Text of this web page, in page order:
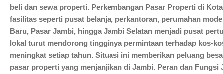
beli dan sewa properti. Perkembangan Pasar Properti di
fasilitas seperti pusat belanja, perkantoran, perumahan
Baru, Pasar Jambi, hingga Jambi Selatan menjadi pusat
lokal turut mendorong tingginya permintaan terhadap kos-
meningkat setiap tahun. Situasi ini memberikan peluang
pasar properti yang menjanjikan di Jambi. Peran dan